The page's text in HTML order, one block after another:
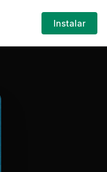
Gente-de-zona-
Instalar